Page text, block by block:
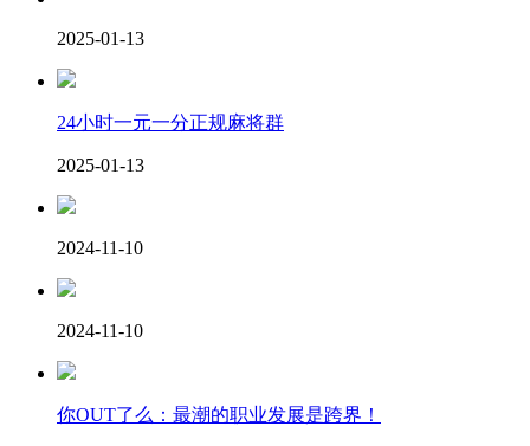
2025-01-13
24小时一元一分正规麻将群
2025-01-13
2024-11-10
2024-11-10
你OUT了么：最潮的职业发展是跨界！